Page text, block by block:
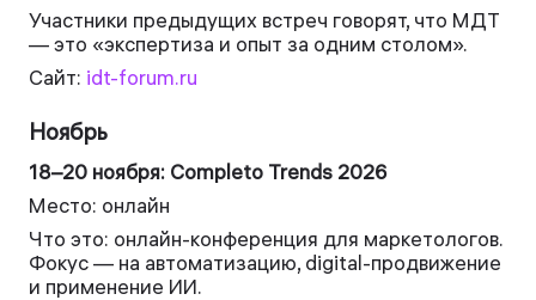
Участники предыдущих встреч говорят, что МДТ
— это «экспертиза и опыт за одним столом».
Сайт: idt-forum.ru
Ноябрь
18–20 ноября: Completo Trends 2026
Место: онлайн
Что это: онлайн-конференция для маркетологов.
Фокус — на автоматизацию, digital-продвижение
и применение ИИ.